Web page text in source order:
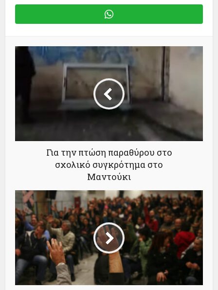
Για την πτώση παραθύρου στο
σχολικό συγκρότημα στο
Μαντούκι